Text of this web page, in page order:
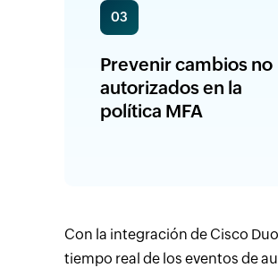
03
Prevenir cambios no
autorizados en la
política MFA
Con la integración de Cisco
tiempo real de los eventos de